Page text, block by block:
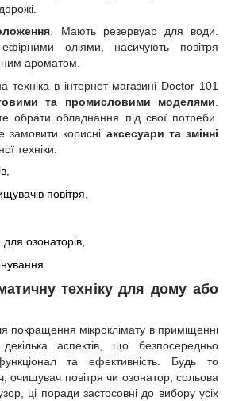
. Мають резервуар для води.
оліями, насичують повітря
ароматом.
техніка в інтернет-магазині Doctor 101
та промисловими моделями
обрати обладнання під свої потреби.
замовити корисні аксесуари та змінні
техніки:
повітря,
озонаторів,
техніку для дому або
покращення мікроклімату в приміщенні
аспектів, що безпосередньо
та ефективність. Будь то
очищувач повітря чи озонатор, сольова
ці поради застосовні до вибору усіх